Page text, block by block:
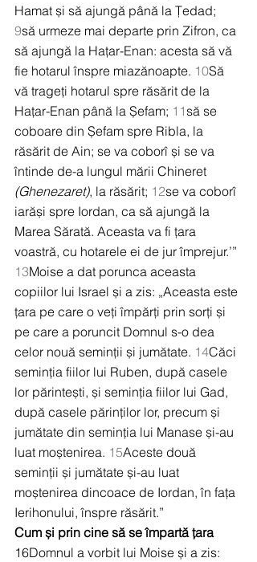
Hamat și să ajungă până la Țedad;
9să urmeze mai departe prin Zifron, ca
să ajungă la Hațar-Enan: acesta să vă
fie hotarul înspre miazănoapte. 10Să
vă trageți hotarul spre răsărit de la
Hațar-Enan până la Șefam; 11să se
coboare din Șefam spre Ribla, la
răsărit de Ain; se va coborî și se va
întinde de-a lungul mării Chineret
(Ghenezaret), la răsărit; 12se va coborî
iarăși spre Iordan, ca să ajungă la
Marea Sărată. Aceasta va fi țara
voastră, cu hotarele ei de jur împrejur.’”
13Moise a dat porunca aceasta
copiilor lui Israel și a zis: „Aceasta este
țara pe care o veți împărți prin sorți și
pe care a poruncit Domnul s-o dea
celor nouă seminții și jumătate. 14Căci
seminția fiilor lui Ruben, după casele
lor părintești, și seminția fiilor lui Gad,
după casele părinților lor, precum și
jumătate din seminția lui Manase și-au
luat moștenirea. 15Aceste două
seminții și jumătate și-au luat
moștenirea dincoace de Iordan, în fața
Ierihonului, înspre răsărit.”
Cum și prin cine să se împartă țara
16Domnul a vorbit lui Moise și a zis: